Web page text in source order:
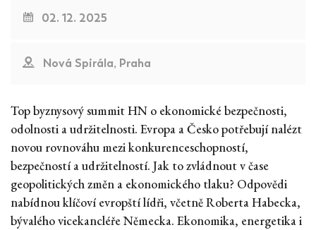
02. 12. 2025
Nová Spirála, Praha
Top byznysový summit HN o ekonomické bezpečnosti,
odolnosti a udržitelnosti. Evropa a Česko potřebují nalézt
novou rovnováhu mezi konkurenceschopností,
bezpečností a udržitelností. Jak to zvládnout v čase
geopolitických změn a ekonomického tlaku? Odpovědi
nabídnou klíčoví evropští lídři, včetně Roberta Habecka,
bývalého vicekancléře Německa. Ekonomika, energetika i